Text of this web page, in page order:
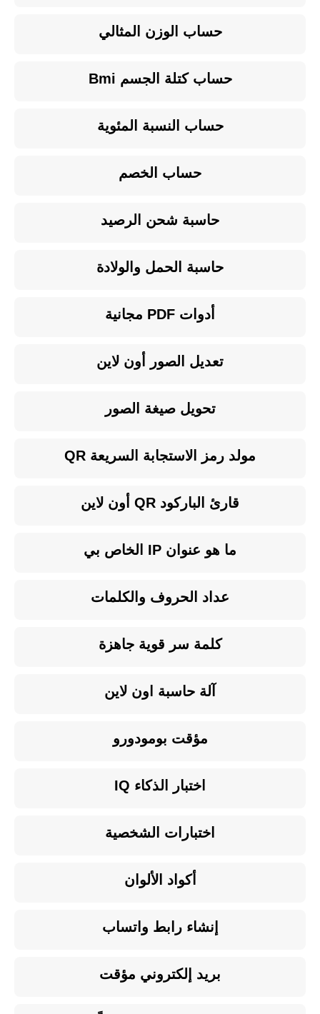
حساب الوزن المثالي
حساب كتلة الجسم Bmi
حساب النسبة المئوية
حساب الخصم
حاسبة شحن الرصيد
حاسبة الحمل والولادة
أدوات PDF مجانية
تعديل الصور أون لاين
تحويل صيغة الصور
مولد رمز الاستجابة السريعة QR
قارئ الباركود QR أون لاين
ما هو عنوان IP الخاص بي
عداد الحروف والكلمات
كلمة سر قوية جاهزة
آلة حاسبة اون لاين
مؤقت بومودورو
اختبار الذكاء IQ
اختبارات الشخصية
أكواد الألوان
إنشاء رابط واتساب
بريد إلكتروني مؤقت